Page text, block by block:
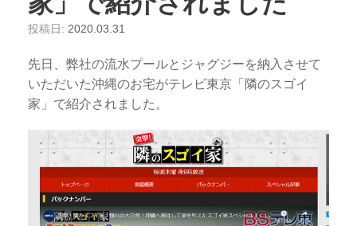
投稿日: 2020.03.31
先日、弊社の流水プールとジャグジーを納入させて
いただいた沖縄のお宅がテレビ東京「隣のスゴイ
家」で紹介されました。